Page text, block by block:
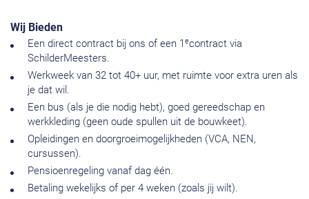
Wij Bieden
Een direct contract bij ons of een 1 econtract via
SchilderMeesters.
Werkweek van 32 tot 40+ uur, met ruimte voor extra uren als
je dat wil.
Een bus (als je die nodig hebt), goed gereedschap en
werkkleding (geen oude spullen uit de bouwkeet).
Opleidingen en doorgroeimogelijkheden (VCA, NEN,
cursussen).
Pensioenregeling vanaf dag één.
Betaling wekelijks of per 4 weken (zoals jij wilt).